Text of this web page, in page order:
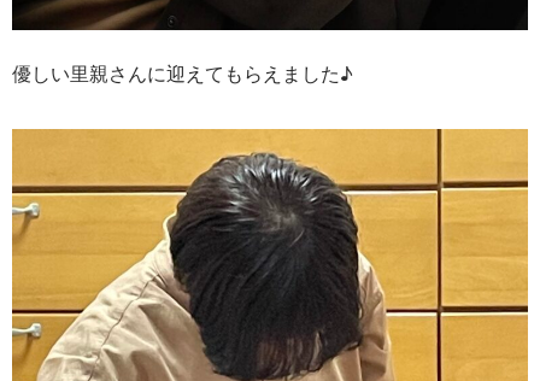
優しい里親さんに迎えてもらえました♪